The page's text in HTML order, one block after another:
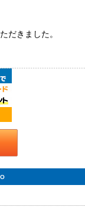
だきました。